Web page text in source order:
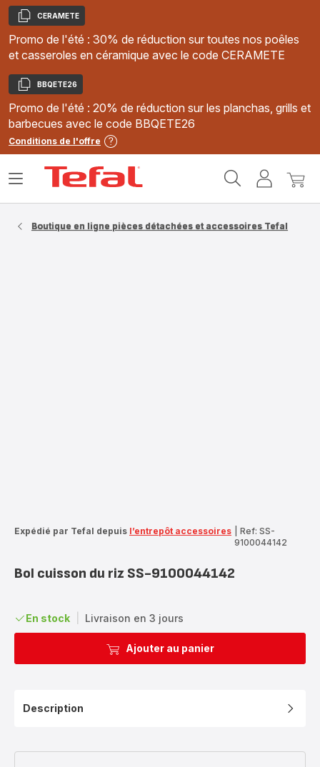
Copier
CERAMETE
Promo de l'été : 30% de réduction sur toutes nos poêles
et casseroles en céramique avec le code CERAMETE
Copier
BBQETE26
Promo de l'été : 20% de réduction sur les planchas, grills et
barbecues avec le code BBQETE26
Conditions de l'offre
MonMon
Ouvrir
Boutique en ligne pièces détachées et accessoires Tefal
Expédié par Tefal depuis l’entrepôt accessoires
Ref: SS-
9100044142
Bol cuisson du riz SS-9100044142
En stock Livraison en 3 jours
Ajouter au panier
Description